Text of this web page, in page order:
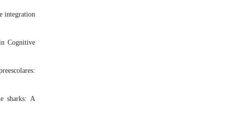
integration
Cognitive
sharks: A